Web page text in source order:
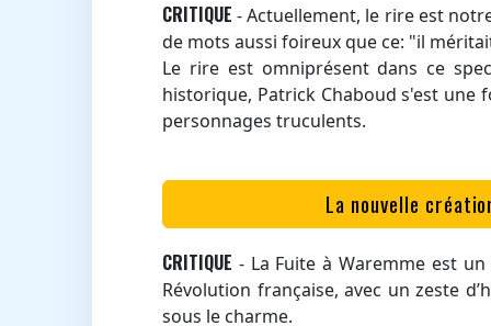
CRITIQUE - Actuellement, le rire est
de mots aussi foireux que ce: "il
Le rire est omniprésent dans ce
historique, Patrick Chaboud s'est une
personnages truculents.
La nouvelle
CRITIQUE - La Fuite à Waremme est
Révolution française, avec un zeste
sous le charme.